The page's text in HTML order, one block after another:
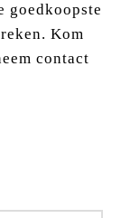
goedkoopste
Kom
contact